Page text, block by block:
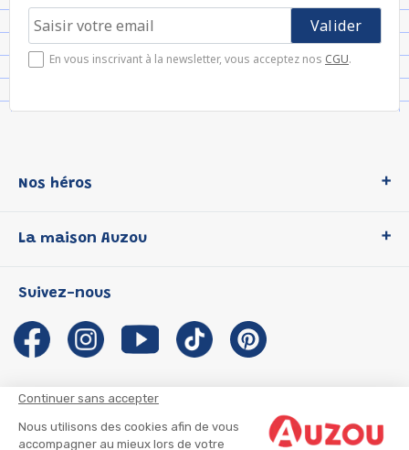
Continuer sans accepter
Nous utilisons des cookies afin de vous
accompagner au mieux lors de votre
En vous inscrivant à la newsletter, vous acceptez nos CGU.
Nos héros
P'tit Loup
Les Influenceuses
Migali
Petite Taupe
La maison Auzou
Notre histoire
Auzou s'engage
Auteurs et illustrateurs Auzou
Suivre mon colis
Suivez-nous
CGU